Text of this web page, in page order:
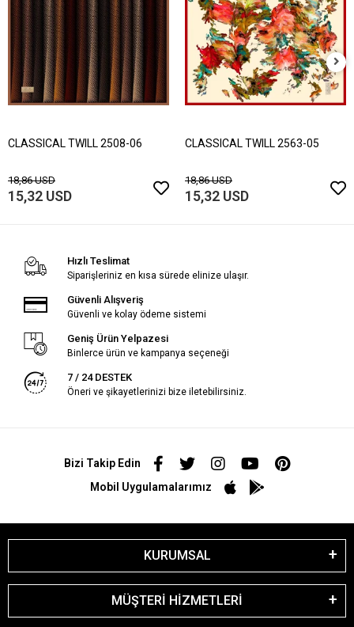
CLASSICAL TWILL 2508-06
18,86 USD
15,32 USD
CLASSICAL TWILL 2563-05
18,86 USD
15,32 USD
Hızlı Teslimat
Siparişleriniz en kısa sürede elinize ulaşır.
Güvenli Alışveriş
Güvenli ve kolay ödeme sistemi
Geniş Ürün Yelpazesi
Binlerce ürün ve kampanya seçeneği
7 / 24 DESTEK
Öneri ve şikayetlerinizi bize iletebilirsiniz.
Bizi Takip Edin
Mobil Uygulamalarımız
KURUMSAL
MÜŞTERİ HİZMETLERİ